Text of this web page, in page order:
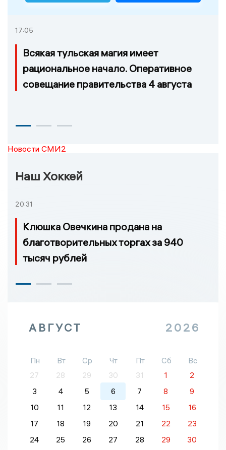
17:05
Всякая тульская магия имеет
рациональное начало. Оперативное
совещание правительства 4 августа
Новости СМИ2
Наш Хоккей
20:31
Клюшка Овечкина продана на
благотворительных торгах за 940
тысяч рублей
АВГУСТ 2026
Пн Вт Ср Чт Пт Сб
Вс
27
28 29 30 31 1
2
3
4 5 6 7 8
9
10
11 12 13 14 15
16
17
18 19 20 21 22
23
24
25 26 27 28 29
30